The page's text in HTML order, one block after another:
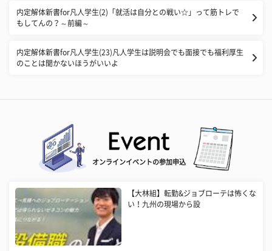
内定解体新書for凡人学生(2)「就活は自分との戦い☆」って筋トレで
もしてんの？～前編～
内定解体新書for凡人学生(23)凡人学生は説明会でも面接でも福利厚生
のことは聞かないほうがいいよ
オンラインイベントの参加申込
【大林組】転勤&ジョブローテは怖くな
い！九州の現場から設